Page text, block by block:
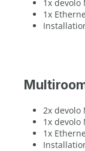
1x devolo
1x
2x devolo
1x devolo
1x